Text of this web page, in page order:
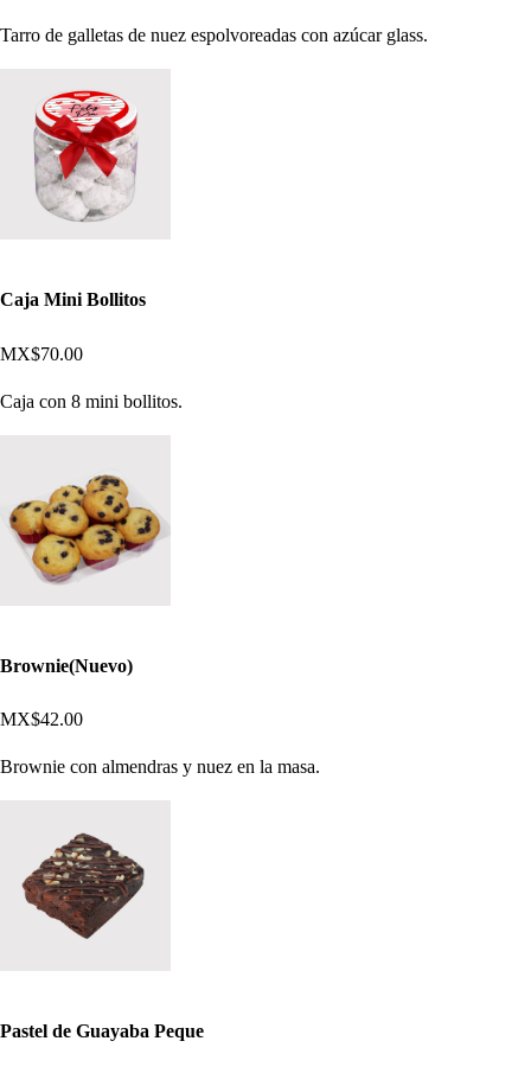
Tarro de galletas de nuez espolvoreadas con azúcar glass.
Caja Mini Bollitos
MX$70.00
Caja con 8 mini bollitos.
Brownie(Nuevo)
MX$42.00
Brownie con almendras y nuez en la masa.
Pastel de Guayaba Peque